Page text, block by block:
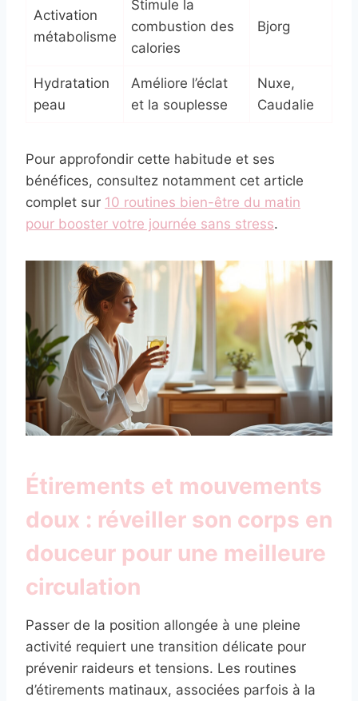
Activation
métabolisme
Stimule la
combustion des
calories
Bjorg
Hydratation
peau
Améliore l’éclat
et la souplesse
Nuxe,
Caudalie
Pour approfondir cette habitude et ses
bénéfices, consultez notamment cet article
complet sur 10 routines bien-être du matin
pour booster votre journée sans stress.
Étirements et mouvements
doux : réveiller son corps en
douceur pour une meilleure
circulation
Passer de la position allongée à une pleine
activité requiert une transition délicate pour
prévenir raideurs et tensions. Les routines
d’étirements matinaux, associées parfois à la